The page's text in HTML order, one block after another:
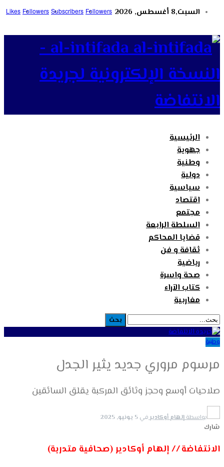
Likes Followers Subscribers Followers السبت,8 أغسطس, 2026
al-intifada -
النسخة الإلكترونية لجريدة
الانتفاضة
الرئيسية
جهوية
وطنية
دولية
سياسية
اقتصاد
مجتمع
السلطة الرابعة
قضايا المحاكم
ثقافة و فن
رياضية
صحة واسرة
كتاب الآراء
مغاربية
وطنية
مرسوم مروري جديد يثير الجدل
صلاحيات أوسع وحجز وثائق المركبة يقلق السائقين
بواسطةإلهام أوكادير في 5 يونيو, 2025
شارك
الانتفاضة // إلهام أوكادير (صحافية متدربة)